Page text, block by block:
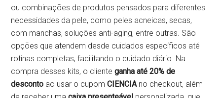
ou combinações de produtos pensados para diferentes
necessidades da pele, como peles acneicas, secas,
com manchas, soluções anti-aging, entre outras. São
opções que atendem desde cuidados específicos até
rotinas completas, facilitando o cuidado diário. Na
compra desses kits, o clienteganha até 20% de
desconto ao usar o cupomCIENCIAno checkout, além